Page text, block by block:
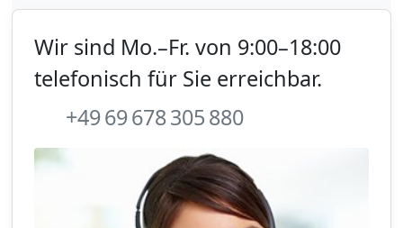
Wir sind Mo.–Fr. von 9:00–18:00
telefonisch für Sie erreichbar.
+49 69 678 305 880